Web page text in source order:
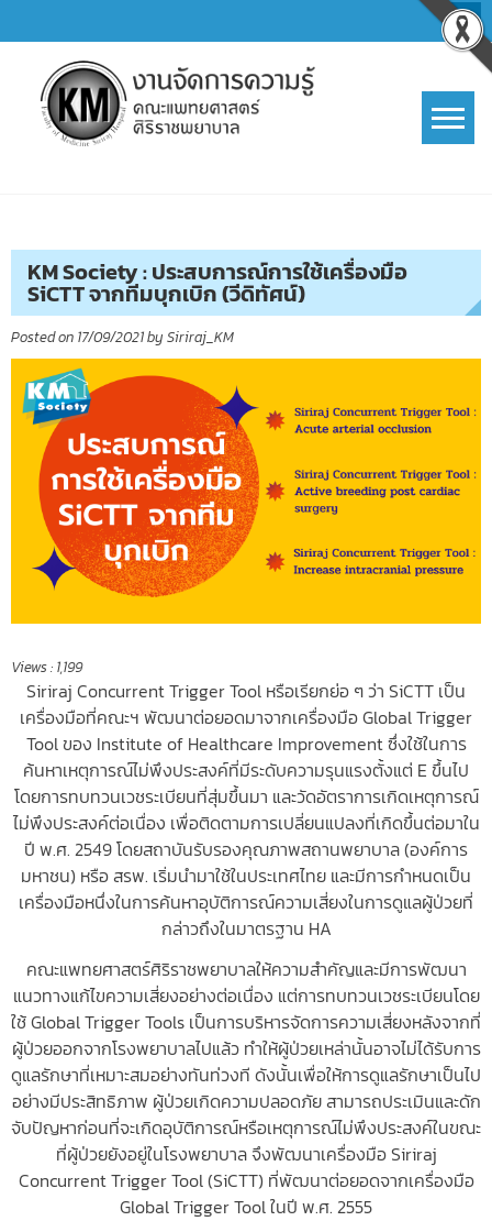
to
content
KM Society : ประสบการณ์การใช้เครื่องมือ
SiCTT จากทีมบุกเบิก (วีดิทัศน์)
Posted on 17/09/2021by Siriraj_KM
Views : 1,199
Siriraj Concurrent Trigger Tool หรือเรียกย่อ ๆ ว่า SiCTT เป็น
เครื่องมือที่คณะฯ พัฒนาต่อยอดมาจากเครื่องมือ Global Trigger
Tool ของ Institute of Healthcare Improvement ซึ่งใช้ในการ
ค้นหาเหตุการณ์ไม่พึงประสงค์ที่มีระดับความรุนแรงตั้งแต่ E ขึ้นไป
โดยการทบทวนเวชระเบียนที่สุ่มขึ้นมา และวัดอัตราการเกิดเหตุการณ์
ไม่พึงประสงค์ต่อเนื่อง เพื่อติดตามการเปลี่ยนแปลงที่เกิดขึ้นต่อมาใน
ปี พ.ศ. 2549 โดยสถาบันรับรองคุณภาพสถานพยาบาล (องค์การ
มหาชน) หรือ สรพ. เริ่มนำมาใช้ในประเทศไทย และมีการกำหนดเป็น
เครื่องมือหนึ่งในการค้นหาอุบัติการณ์ความเสี่ยงในการดูแลผู้ป่วยที่
กล่าวถึงในมาตรฐาน HA
คณะแพทยศาสตร์ศิริราชพยาบาลให้ความสำคัญและมีการพัฒนา
แนวทางแก้ไขความเสี่ยงอย่างต่อเนื่อง แต่การทบทวนเวชระเบียนโดย
ใช้ Global Trigger Tools เป็นการบริหารจัดการความเสี่ยงหลังจากที่
ผู้ป่วยออกจากโรงพยาบาลไปแล้ว ทำให้ผู้ป่วยเหล่านั้นอาจไม่ได้รับการ
ดูแลรักษาที่เหมาะสมอย่างทันท่วงที ดังนั้นเพื่อให้การดูแลรักษาเป็นไป
อย่างมีประสิทธิภาพ ผู้ป่วยเกิดความปลอดภัย สามารถประเมินและดัก
จับปัญหาก่อนที่จะเกิดอุบัติการณ์หรือเหตุการณ์ไม่พึงประสงค์ในขณะ
ที่ผู้ป่วยยังอยู่ในโรงพยาบาล จึงพัฒนาเครื่องมือ Siriraj
Concurrent Trigger Tool (SiCTT) ที่พัฒนาต่อยอดจากเครื่องมือ
Global Trigger Tool ในปี พ.ศ. 2555